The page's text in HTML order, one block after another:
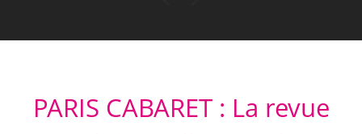
PARIS CABARET : La revue